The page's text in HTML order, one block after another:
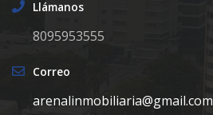
Llámanos
8095953555
Correo
arenalinmobiliaria@gmail.com